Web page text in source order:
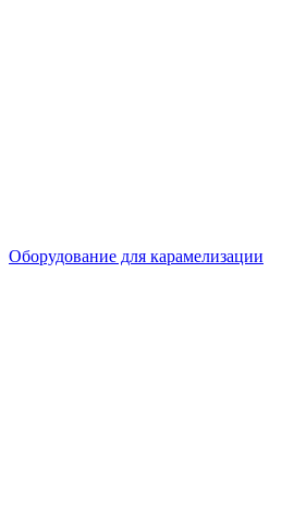
Оборудование для карамелизации